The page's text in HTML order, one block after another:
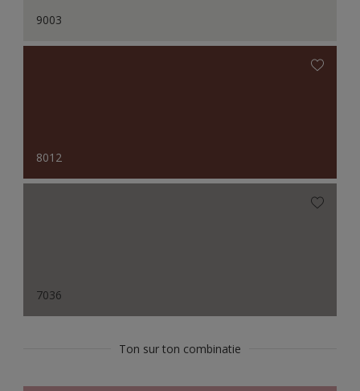
9003
8012
7036
Ton sur ton combinatie